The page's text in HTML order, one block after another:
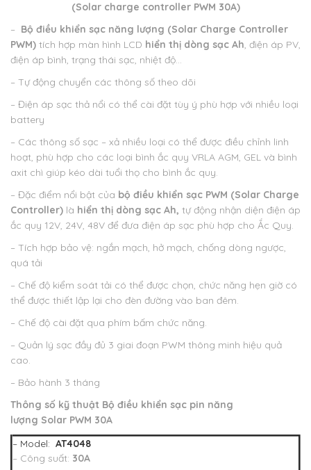
(Solar charge controller PWM 30A)
– Bộ điều khiển sạc năng lượng (Solar Charge Controller
PWM) tích hợp màn hình LCD hiển thị dòng sạc Ah, điện áp PV,
điện áp bình, trạng thái sạc, nhiệt độ…
– Tự động chuyển các thông số theo dõi
– Điện áp sạc thả nổi có thể cài đặt tùy ý phù hợp với nhiều loại
battery
– Các thông số sạc – xả nhiều loại có thể được điều chỉnh linh
hoạt, phù hợp cho các loại bình ắc quy VRLA AGM, GEL và bình
axit chì giúp kéo dài tuổi thọ cho bình ắc quy.
– Đặc điểm nổi bật của bộ điều khiển sạc PWM (Solar Charge
Controller) là hiển thị dòng sạc Ah, tự động nhận diện điện áp
ắc quy 12V, 24V, 48V để đưa điện áp sạc phù hợp cho Ắc Quy.
– Tích hợp bảo vệ: ngắn mạch, hở mạch, chống dòng ngược,
quá tải
– Chế độ kiểm soát tải có thể được chọn, chức năng hẹn giờ có
thể được thiết lập lại cho đèn đường vào ban đêm.
– Chế độ cài đặt qua phím bấm chức năng.
– Quản lý sạc đầy đủ 3 giai đoạn PWM thông minh hiệu quả
cao.
– Bảo hành 3 tháng
Thông số kỹ thuật Bộ điều khiển sạc pin năng
lượng Solar PWM 30A
– Model: AT4048
– Công suất: 30A